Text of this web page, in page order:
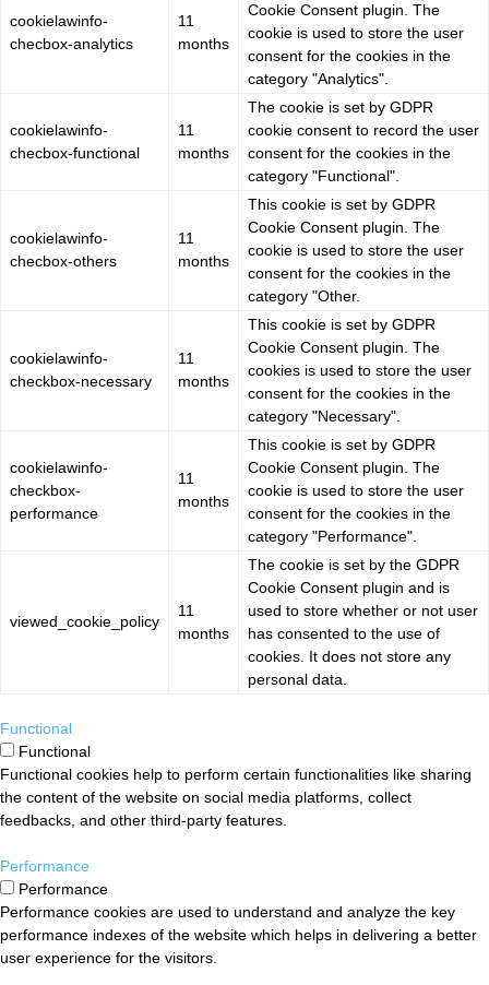
cookielawinfo-
checbox-analytics
11
months
Cookie Consent plugin. The
cookie is used to store the user
consent for the cookies in the
category "Analytics".
cookielawinfo-
checbox-functional
11
months
The cookie is set by GDPR
cookie consent to record the user
consent for the cookies in the
category "Functional".
cookielawinfo-
checbox-others
11
months
This cookie is set by GDPR
Cookie Consent plugin. The
cookie is used to store the user
consent for the cookies in the
category "Other.
cookielawinfo-
checkbox-necessary
11
months
This cookie is set by GDPR
Cookie Consent plugin. The
cookies is used to store the user
consent for the cookies in the
category "Necessary".
cookielawinfo-
checkbox-
performance
11
months
This cookie is set by GDPR
Cookie Consent plugin. The
cookie is used to store the user
consent for the cookies in the
category "Performance".
viewed_cookie_policy
11
months
The cookie is set by the GDPR
Cookie Consent plugin and is
used to store whether or not user
has consented to the use of
cookies. It does not store any
personal data.
Functional
Functional
Functional cookies help to perform certain functionalities like sharing
the content of the website on social media platforms, collect
feedbacks, and other third-party features.
Performance
Performance
Performance cookies are used to understand and analyze the key
performance indexes of the website which helps in delivering a better
user experience for the visitors.